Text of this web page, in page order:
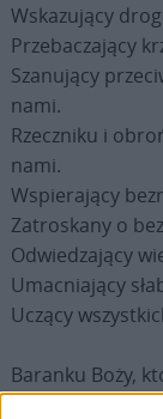
Wskazujący
Przebaczający
Szanujący
nami.
Rzeczniku i
nami.
Wspierający
Zatroskany o
Odwiedzający
Umacniający
Uczący
Baranku Boży,
nam, Panie.